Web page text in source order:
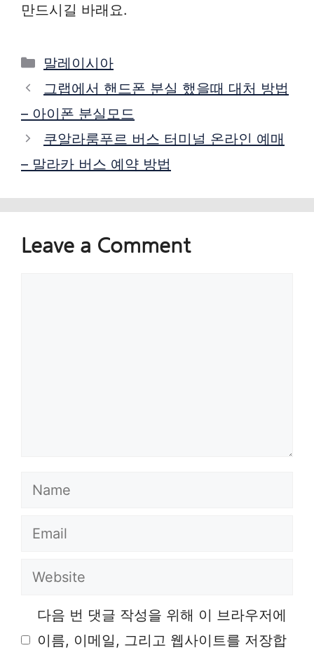
만드시길 바래요.
Categories
말레이시아
그랩에서 핸드폰 분실 했을때 대처 방법
– 아이폰 분실모드
쿠알라룸푸르 버스 터미널 온라인 예매
– 말라카 버스 예약 방법
Leave a Comment
Name
Email
Website
다음 번 댓글 작성을 위해 이 브라우저에
이름, 이메일, 그리고 웹사이트를 저장합